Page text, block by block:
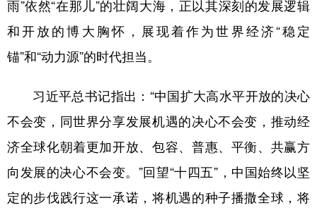
北京 天津 河北 山西
山东 河南 湖北 湖南
陕西 甘肃 青海 宁夏
雨”依然“在那儿”的壮阔大海，正以其深刻的发展逻辑
和开放的博大胸怀，展现着作为世界经济“稳定
锚”和“动力源”的时代担当。
习近平总书记指出：“中国扩大高水平开放的决心
不会变，同世界分享发展机遇的决心不会变，推动经
济全球化朝着更加开放、包容、普惠、平衡、共赢方
向发展的决心不会变。”回望“十四五”，中国始终以坚
定的步伐践行这一承诺，将机遇的种子播撒全球，将